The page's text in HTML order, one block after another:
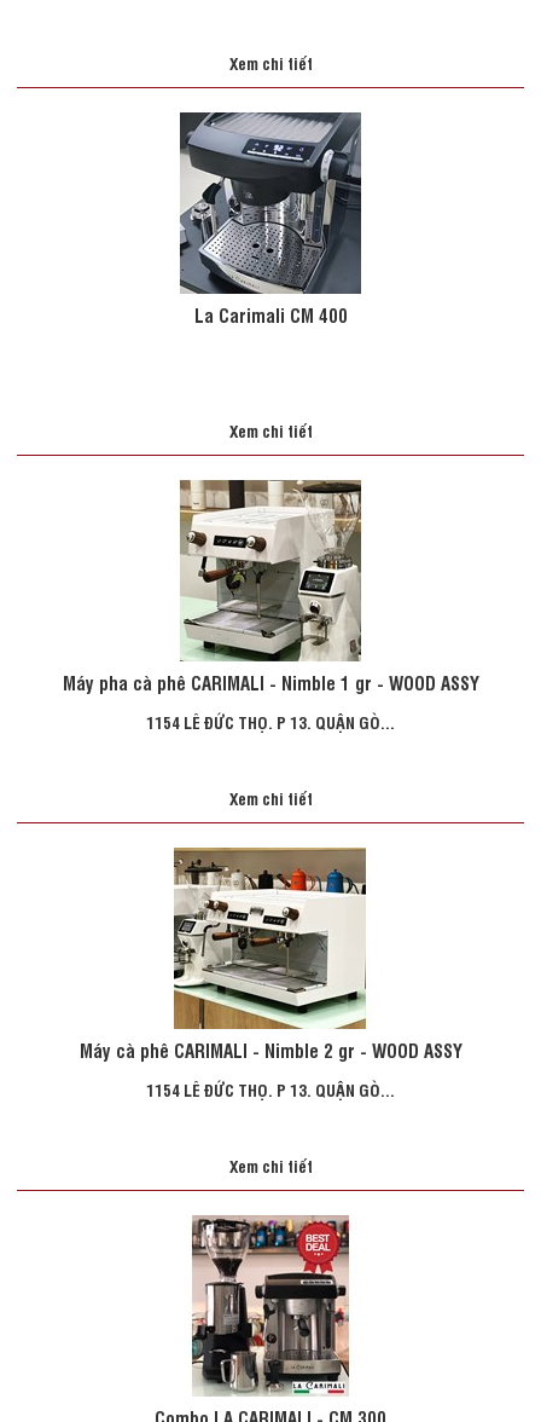
Xem chi tiết
La Carimali CM 400
Xem chi tiết
Máy pha cà phê CARIMALI - Nimble 1 gr - WOOD ASSY
1154 LÊ ĐỨC THỌ. P 13. QUẬN GÒ...
Xem chi tiết
Máy cà phê CARIMALI - Nimble 2 gr - WOOD ASSY
1154 LÊ ĐỨC THỌ. P 13. QUẬN GÒ...
Xem chi tiết